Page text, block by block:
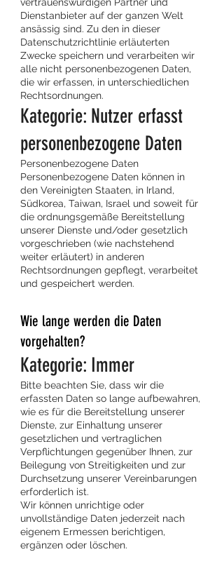
Dienstanbieter auf der ganzen Welt
ansässig sind. Zu den in dieser
Datenschutzrichtlinie erläuterten
Zwecke speichern und verarbeiten wir
alle nicht personenbezogenen Daten,
die wir erfassen, in unterschiedlichen
Rechtsordnungen.
Kategorie: Nutzer erfasst
personenbezogene Daten
Personenbezogene Daten
Personenbezogene Daten können in
den Vereinigten Staaten, in Irland,
Südkorea, Taiwan, Israel und soweit für
die ordnungsgemäße Bereitstellung
unserer Dienste und/oder gesetzlich
vorgeschrieben (wie nachstehend
weiter erläutert) in anderen
Rechtsordnungen gepflegt, verarbeitet
und gespeichert werden.
Wie lange werden die Daten
vorgehalten?
Kategorie: Immer
Bitte beachten Sie, dass wir die
erfassten Daten so lange aufbewahren,
wie es für die Bereitstellung unserer
Dienste, zur Einhaltung unserer
gesetzlichen und vertraglichen
Verpflichtungen gegenüber Ihnen, zur
Beilegung von Streitigkeiten und zur
Durchsetzung unserer Vereinbarungen
erforderlich ist.
Wir können unrichtige oder
unvollständige Daten jederzeit nach
eigenem Ermessen berichtigen,
ergänzen oder löschen.